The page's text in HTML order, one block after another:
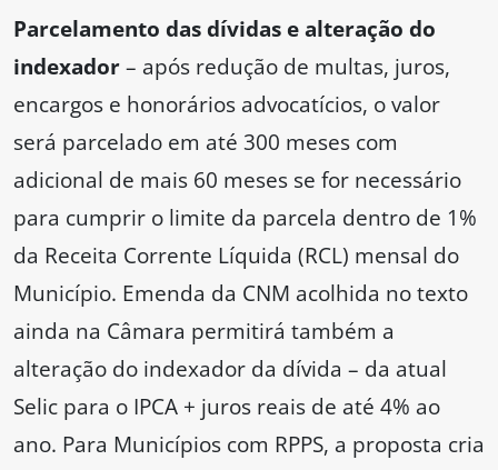
Parcelamento das dívidas e alteração do
indexador– após redução de multas, juros,
encargos e honorários advocatícios, o valor
será parcelado em até 300 meses com
adicional de mais 60 meses se for necessário
para cumprir o limite da parcela dentro de 1%
da Receita Corrente Líquida (RCL) mensal do
Município. Emenda da CNM acolhida no texto
ainda na Câmara permitirá também a
alteração do indexador da dívida – da atual
Selic para o IPCA + juros reais de até 4% ao
ano. Para Municípios com RPPS, a proposta cria